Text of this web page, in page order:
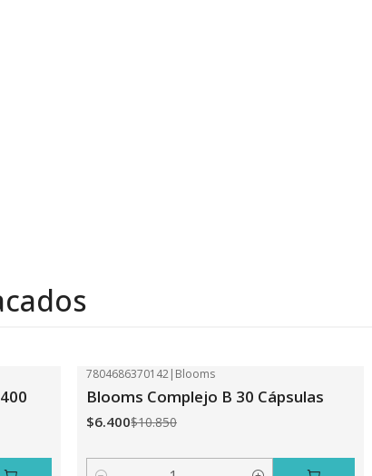
7804686370142| Blooms
Blooms Complejo B 30 Cápsulas
$6.400$10.850